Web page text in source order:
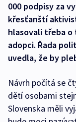
000 podpisy za
křesťanští
hlasovali třeba o
adopci. Řada
uvedla, že by
Návrh počítá se
dětí osobami
Slovenska měli